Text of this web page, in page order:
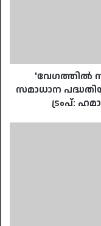
സഹിക്കില്ലെന്ന്
ഹമാസിന്
​'വേഗത്തിൽ
സമാധാന
ട്രംപ്: